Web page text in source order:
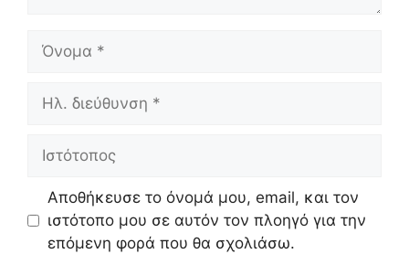
Όνομα
Ηλ.
Ιστότοπος
Αποθήκευσε το όνομά μου, email, και τον
ιστότοπο μου σε αυτόν τον πλοηγό για την
επόμενη φορά που θα σχολιάσω.